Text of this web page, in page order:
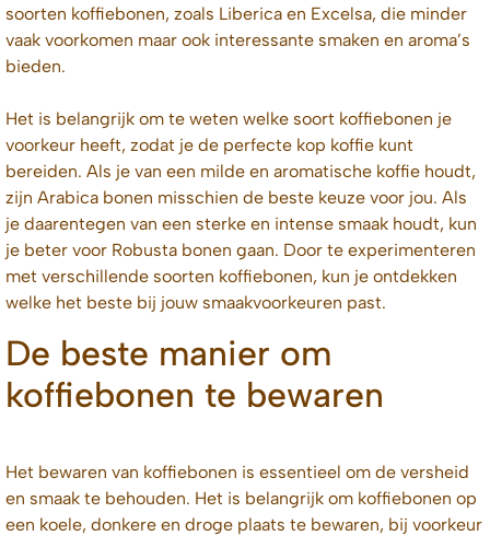
soorten koffiebonen, zoals Liberica en Excelsa, die minder
vaak voorkomen maar ook interessante smaken en aroma’s
bieden.
Het is belangrijk om te weten welke soort koffiebonen je
voorkeur heeft, zodat je de perfecte kop koffie kunt
bereiden. Als je van een milde en aromatische koffie houdt,
zijn Arabica bonen misschien de beste keuze voor jou. Als
je daarentegen van een sterke en intense smaak houdt, kun
je beter voor Robusta bonen gaan. Door te experimenteren
met verschillende soorten koffiebonen, kun je ontdekken
welke het beste bij jouw smaakvoorkeuren past.
De beste manier om
koffiebonen te bewaren
Het bewaren van koffiebonen is essentieel om de versheid
en smaak te behouden. Het is belangrijk om koffiebonen op
een koele, donkere en droge plaats te bewaren, bij voorkeur